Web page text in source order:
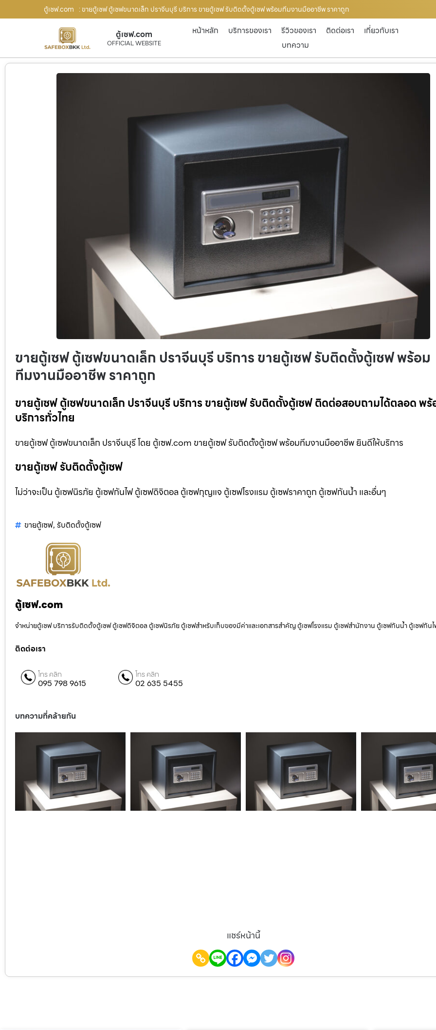
ตู้เซฟ.com : ขายตู้เซฟ ตู้เซฟขนาดเล็ก ปราจีนบุรี บริการ ขายตู้เซฟ รับติดตั้งตู้เซฟ พร้อมทีมงานมืออาชีพ ราคาถูก
ตู้เซฟ.com
OFFICIAL WEBSITE
หน้าหลัก บริการของเรา รีวิวของเรา ติดต่อเรา
เกี่ยวกับเรา
บทความ
ขายตู้เซฟ ตู้เซฟขนาดเล็ก ปราจีนบุรี บริการ ขายตู้เซฟ รับติดตั้งตู้เซฟ พร้อม
ทีมงานมืออาชีพ ราคาถูก
ขายตู้เซฟ ตู้เซฟขนาดเล็ก ปราจีนบุรี บริการ ขายตู้เซฟ รับติดตั้งตู้เซฟ ติดต่อสอบถามได้ตลอด พร้
บริการทั่วไทย
ขายตู้เซฟ ตู้เซฟขนาดเล็ก ปราจีนบุรี โดย ตู้เซฟ.com ขายตู้เซฟ รับติดตั้งตู้เซฟ พร้อมทีมงานมืออาชีพ ยินดีให้บริการ
ขายตู้เซฟ รับติดตั้งตู้เซฟ
ไม่ว่าจะเป็น ตู้เซฟนิรภัย ตู้เซฟกันไฟ ตู้เซฟดิจิตอล ตู้เซฟกุญแจ ตู้เซฟโรงแรม ตู้เซฟราคาถูก ตู้เซฟกันน้ำ และอื่นๆ
ขายตู้เซฟ, รับติดตั้งตู้เซฟ
ตู้เซฟ.com
จำหน่ายตู้เซฟ บริการรับติดตั้งตู้เซฟ ตู้เซฟดิจิตอล ตู้เซฟนิรภัย ตู้เซฟสำหรับเก็บของมีค่าและเอกสารสำคัญ ตู้เซฟโรงแรม ตู้เซฟสำนักงาน ตู้เซฟกันน้ำ ตู้เซฟกัน
ติดต่อเรา
โทร คลิก
095 798 9615
โทร คลิก
02 635 5455
บทความที่คล้ายกัน
แชร์หน้านี้